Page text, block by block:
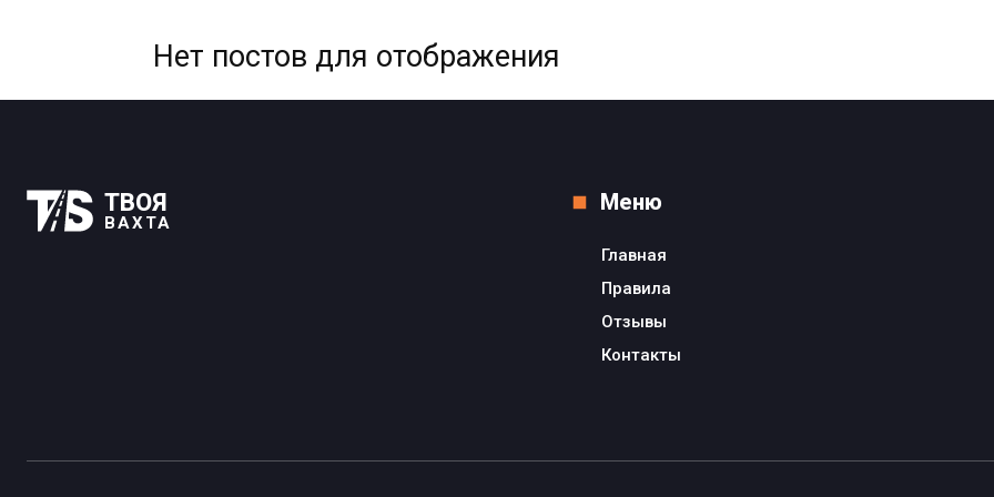
Нет постов для отображения
ТВОЯ
ВАХТА
Меню
Главная
Правила
Отзывы
Контакты